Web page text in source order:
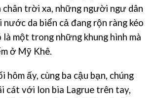
chân trời xa, những người ngư dân
nước da biển cả đang rộn ràng kéo
một trong những khung hình mà
ở Mỹ Khê.
hôm ấy, cùng ba cậu bạn, chúng
cát với lon bia Lagrue trên tay,